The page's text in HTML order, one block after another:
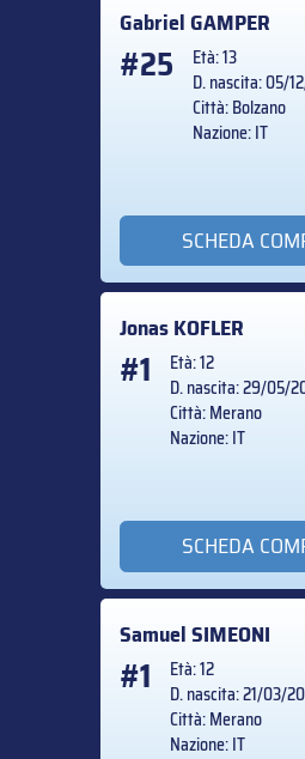
GabrielGAMPER
#25
Età: 13
D. nascita: 05/
Città: Bolzano
Nazione: IT
SCHEDA
JonasKOFLER
#1
Età: 12
D. nascita: 29/05/
Città: Merano
Nazione: IT
SCHEDA
SamuelSIMEONI
#1
Età: 12
D. nascita: 21/03/
Città: Merano
Nazione: IT